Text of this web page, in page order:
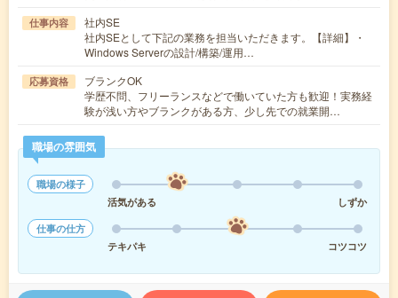
仕事内容
社内SE
社内SEとして下記の業務を担当いただきます。【詳細】・
Windows Serverの設計/構築/運用…
応募資格
ブランクOK
学歴不問、フリーランスなどで働いていた方も歓迎！実務経
験が浅い方やブランクがある方、少し先での就業開…
職場の雰囲気
職場の様子
活気がある
しずか
仕事の仕方
テキパキ
コツコツ